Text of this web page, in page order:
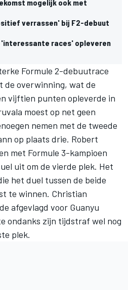
mogelijk ook met
verrassen' bij F2-debuut
'interessante races' opleveren
Formule 2-debuutrace
de overwinning, wat de
vijftien punten opleverde in
moest op net geen
nemen met de tweede
op plaats drie. Robert
met Formule 3-kampioen
uit om de vierde plek. Het
het duel tussen de beide
te winnen. Christian
afgevlagd voor Guanyu
ondanks zijn tijdstraf wel nog
plek.